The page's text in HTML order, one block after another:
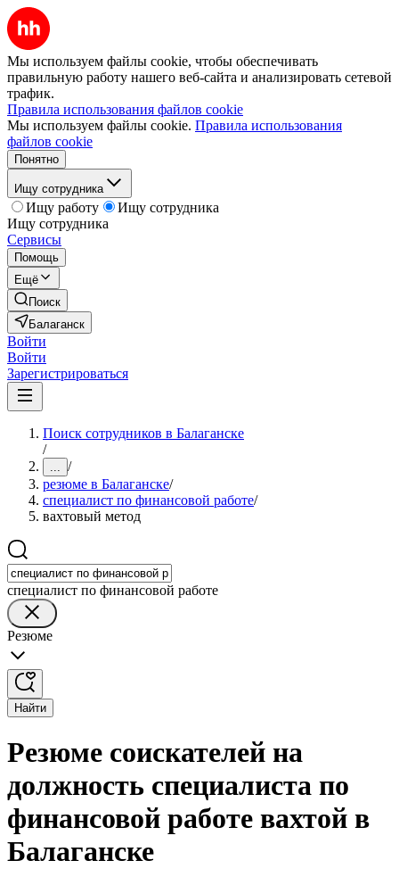
Мы используем файлы cookie, чтобы обеспечивать
правильную работу нашего веб-сайта и анализировать сетевой
трафик.
Правила использования файлов cookie
Мы используем файлы cookie. Правила использования
файлов cookie
Понятно
Ищу сотрудника
Ищу работу
Ищу сотрудника
Ищу сотрудника
Сервисы
Помощь
Ещё
Поиск
Балаганск
Войти
Войти
Зарегистрироваться
Поиск сотрудников в Балаганске
/
... /
резюме в Балаганске/
специалист по финансовой работе/
вахтовый метод
специалист по финансовой работе
Резюме
Найти
Резюме соискателей на
должность специалиста по
финансовой работе вахтой в
Балаганске